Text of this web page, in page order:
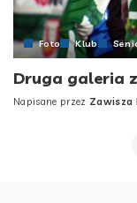
Foto Klub
Druga galeria
Posted
Napisane przez Zawisza